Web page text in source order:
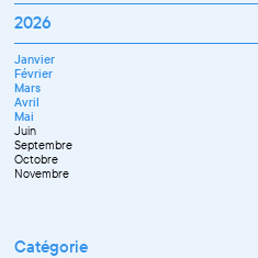
Septembre
Octobre
Novembre
Décembre
Mars
Avril
Juin
Juillet
Septembre
Novembre
Décembre
Janvier
Mars
Avril
Mai
Juin
Juillet
Septembre
Octobre
Novembre
Décembre
2026
Janvier
Février
Mars
Avril
Mai
Juin
Septembre
Octobre
Novembre
Catégorie